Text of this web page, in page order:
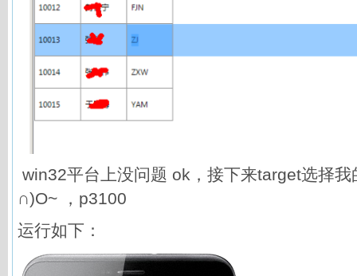
win32平台上没问题 ok，接下来target选择
∩)O~ ，p3100
运行如下：